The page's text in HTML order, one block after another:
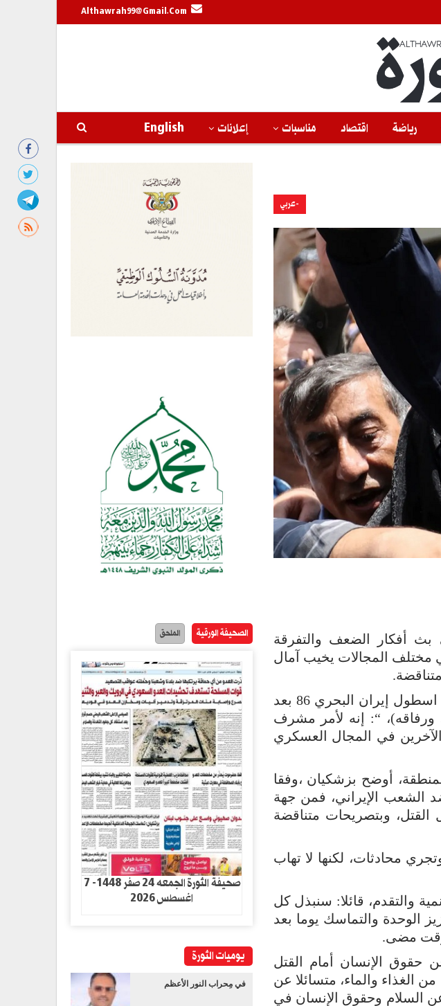
Althawrah99@gmail.com
رياضة اقتصاد مناسبات إعلانات English
-عربي
بث أفكار الضعف والتفرقة
مختلف المجالات يخيب آمال
وقال الرئيس الإيراني خلال مراسم الاحتفال بالذكرى السنوية الثانية لعودة اسطول إيران البحري 86 بعد
ورفاقه)، “: إنه لأمر مشرف
الآخرين في المجال العسكري
أوضح بزشكيان ،وفقا
ضد الشعب الإيراني، فمن جهة
وبتصريحات متناقضة
محادثات، لكنها لا تهاب
والتقدم، قائلا: سنبذل كل
الوحدة والتماسك يوما بعد
وقت مضى.
الإنسان أمام القتل
من الغذاء والماء، متسائلا عن
عن السلام وحقوق الإنسان في
الصحيفة الورقية الملحق
صحيفة الثورة الجمعه 24 صفر 1448- 7
اغسطس 2026
يوميات الثورة
في مِحراب النور الأعظم